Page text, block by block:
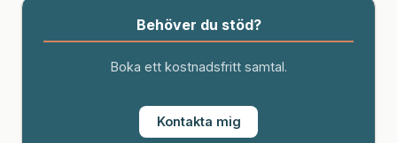
Behöver du stöd?
Boka ett kostnadsfritt samtal.
Kontakta mig